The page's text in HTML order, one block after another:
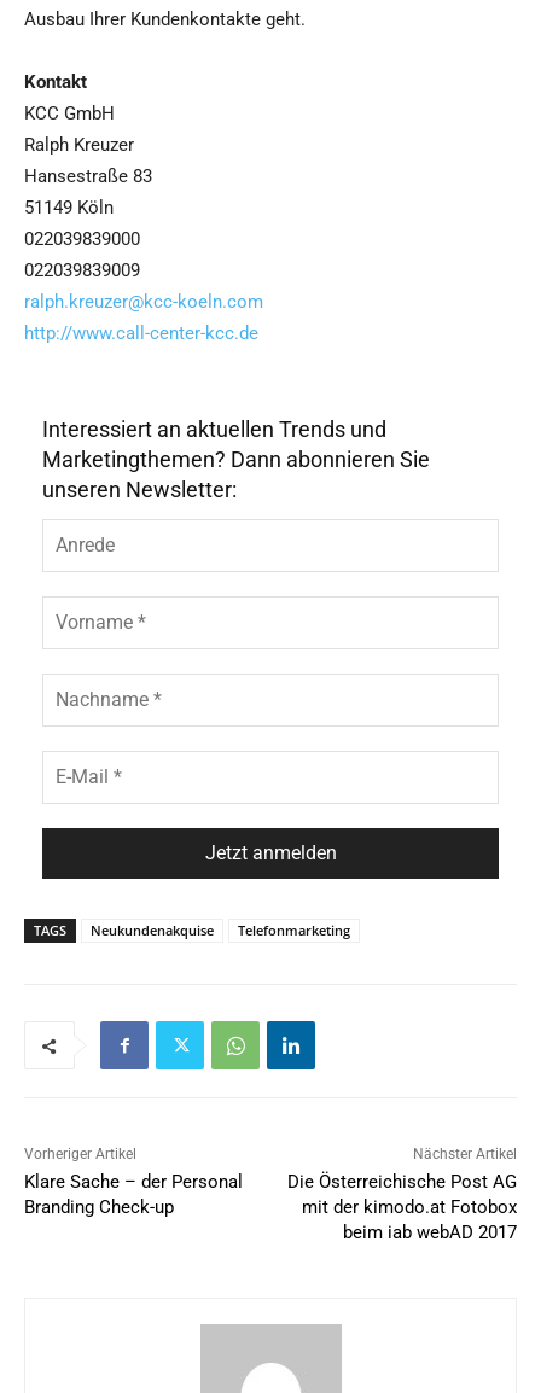
Ausbau Ihrer Kundenkontakte geht.
Kontakt
KCC GmbH
Ralph Kreuzer
Hansestraße 83
51149 Köln
022039839000
022039839009
ralph.kreuzer@kcc-koeln.com
http://www.call-center-kcc.de
Interessiert an aktuellen Trends und
Marketingthemen? Dann abonnieren Sie
unseren Newsletter:
TAGS Neukundenakquise Telefonmarketing
Vorheriger Artikel
Klare Sache – der Personal
Branding Check-up
Nächster Artikel
Die Österreichische Post AG
mit der kimodo.at Fotobox
beim iab webAD 2017